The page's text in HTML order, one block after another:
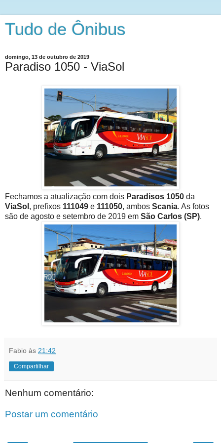
Tudo de Ônibus
domingo, 13 de outubro de 2019
Paradiso 1050 - ViaSol
Fechamos a atualização com dois Paradisos 1050 da
ViaSol , prefixos 111049 e 111050, ambos Scania. As fotos
são de agosto e setembro de 2019 em São Carlos (SP).
Fabio às 21:42
Compartilhar
Nenhum comentário:
Postar um comentário